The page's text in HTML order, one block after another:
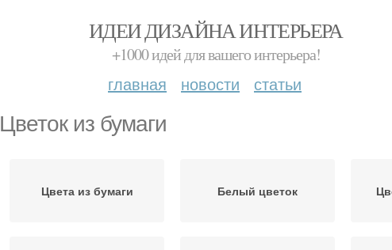
ИДЕИ ДИЗАЙНА ИНТЕРЬЕРА
+1000 идей для вашего интерьера!
главная новости статьи
Цветок из бумаги
Цвета из бумаги Белый цветок